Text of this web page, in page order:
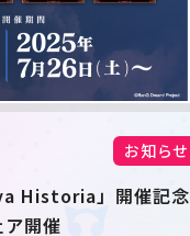
お知らせ
Historia」開催記念
開催